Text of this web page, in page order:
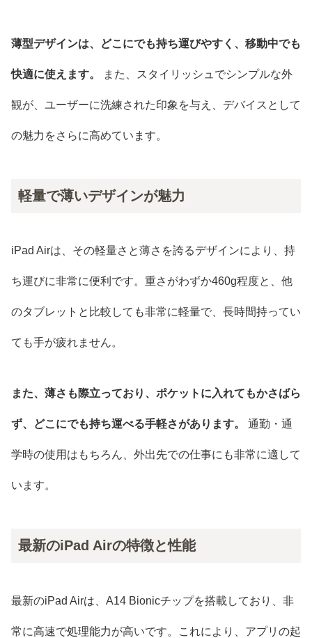
薄型デザインは、どこにでも持ち運びやすく、移動中でも
快適に使えます。 また、スタイリッシュでシンプルな外
観が、ユーザーに洗練された印象を与え、デバイスとして
の魅力をさらに高めています。
軽量で薄いデザインが魅力
iPad Airは、その軽量さと薄さを誇るデザインにより、持
ち運びに非常に便利です。重さがわずか460g程度と、他
のタブレットと比較しても非常に軽量で、長時間持ってい
ても手が疲れません。
また、薄さも際立っており、ポケットに入れてもかさばら
ず、どこにでも持ち運べる手軽さがあります。 通勤・通
学時の使用はもちろん、外出先での仕事にも非常に適して
います。
最新のiPad Airの特徴と性能
最新のiPad Airは、A14 Bionicチップを搭載しており、非
常に高速で処理能力が高いです。これにより、アプリの起